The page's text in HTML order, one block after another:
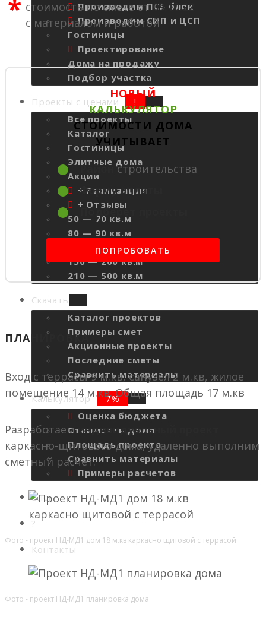
Производим ПСБ блок
Производим СИП и ЦСП
Гостиницы
Проектирование
Дома на продажу
Подбор участка
Проекты с ценами
Все проекты
Каталог
Гостиницы
Элитные дома
Акции
+ Реализация
+ Отзывы
50 — 70 кв.м
80 — 90 кв.м
100 — 140 кв.м
150 — 200 кв.м
210 — 500 кв.м
Скачать
Каталог проектов
Примеры смет
Акционные проекты
Последние сметы
Сравнить материалы
Калькулятор
Оценка бюджета
Стоимость дома
Площадь проекта
Сравнить материалы
Примеры расчетов
Блог
?
Контакты
* стоимость по смете от09.10.22
с материалом и работой
НОВЫЙ
КАЛЬКУЛЯТОР
СТОИМОСТИ ДОМА
УЧИТЫВАЕТ
Район строительства
Форму оплаты
Подберет проекты
ПОПРОБОВАТЬ
ПЛАНИРОВКА
Вход с террасы 9 м.кв, санузел 2 м.кв, жилое
помещение 14 м.кв. Общая площадь 17 м.кв
Разработаеминдивидуальный проект
каркасно-щитового дома, удаленно выполним
сметный расчет.
Фото - проект НД-МД1 дом 18 м.кв каркасно щитовой с террасой
Фото - проект НД-МД1 планировка дома